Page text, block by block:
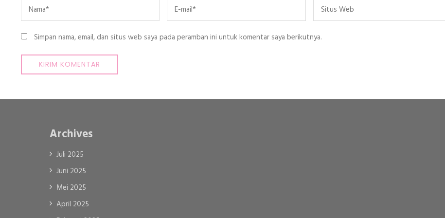
Name Email
Situs
Web
Simpan nama, email, dan situs web saya pada peramban ini untuk komentar saya berikutnya.
Archives
Juli 2025
Juni 2025
Mei 2025
April 2025